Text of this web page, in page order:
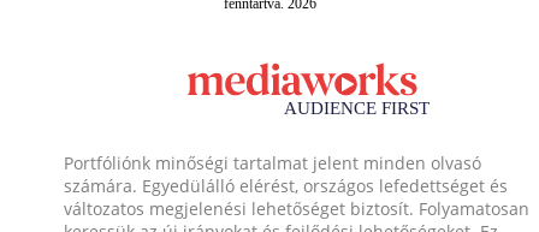
Portfóliónk minőségi tartalmat jelent minden olvasó
számára. Egyedülálló elérést, országos lefedettséget és
változatos megjelenési lehetőséget biztosít. Folyamatosan